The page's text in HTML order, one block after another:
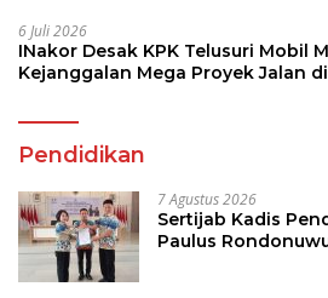
6 Juli 2026
INakor Desak KPK Telusuri Mobil
Kejanggalan Mega Proyek Jalan di
Pendidikan
7 Agustus 2026
Sertijab Kadis
Paulus